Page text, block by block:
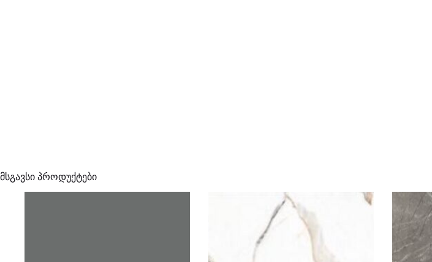
მსგავსი პროდუქტები